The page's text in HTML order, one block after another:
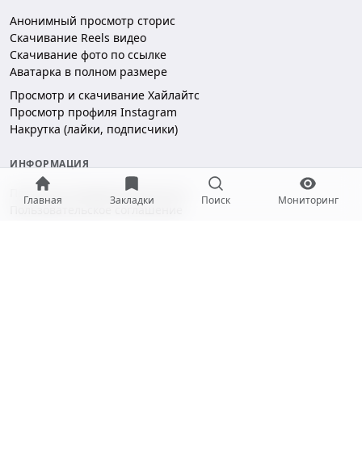
Главная Закладки Поиск Мониторинг
Анонимный просмотр сторис
Скачивание Reels видео
Скачивание фото по ссылке
Аватарка в полном размере
Просмотр и скачивание Хайлайтс
Просмотр профиля Instagram
Накрутка (лайки, подписчики)
ИНФОРМАЦИЯ
Политика конфиденциальности
Пользовательское соглашение